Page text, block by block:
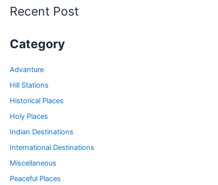
Places
Recent Post
Category
Advanture
Hill Stations
Historical Places
Holy Places
Indian Destinations
International Destinations
Miscellaneous
Peaceful Places